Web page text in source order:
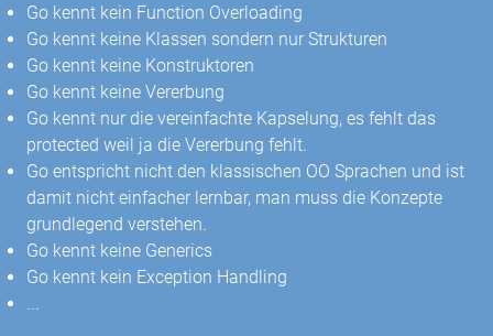
Go kennt kein Function Overloading
Go kennt keine Klassen sondern nur Strukturen
Go kennt keine Konstruktoren
Go kennt keine Vererbung
Go kennt nur die vereinfachte Kapselung, es fehlt das
protected weil ja die Vererbung fehlt.
Go entspricht nicht den klassischen OO Sprachen und ist
damit nicht einfacher lernbar, man muss die Konzepte
grundlegend verstehen.
Go kennt keine Generics
Go kennt kein Exception Handling
...